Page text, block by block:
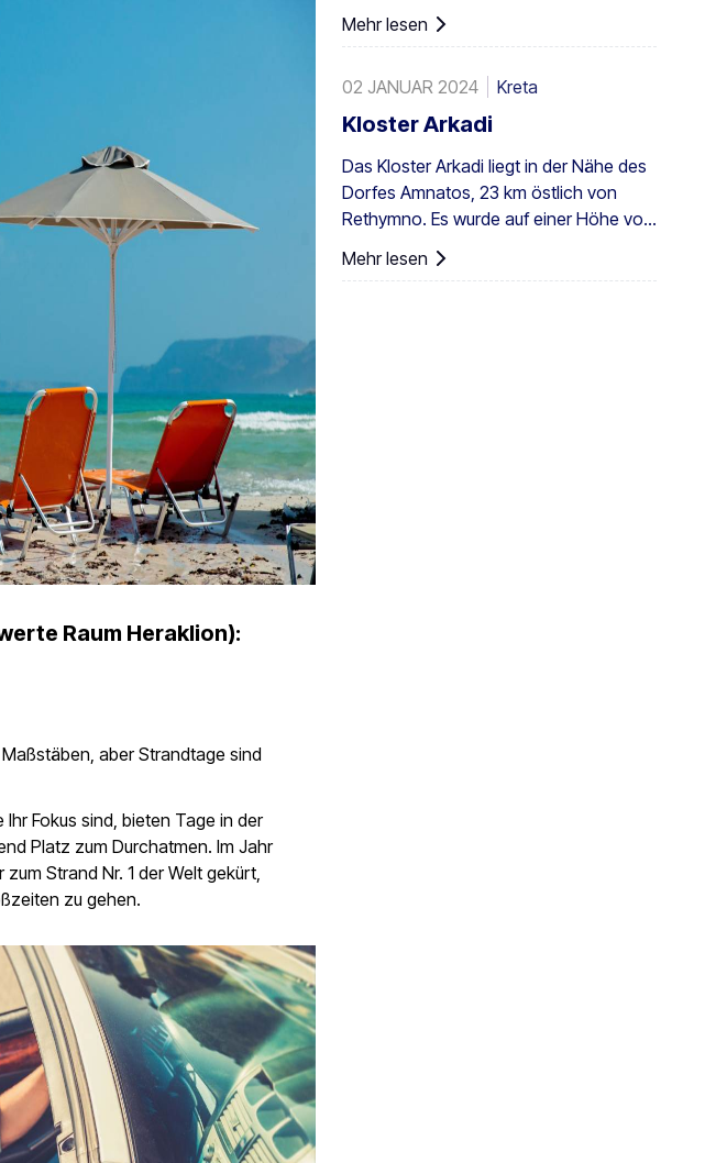
Raum Heraklion):
aber Strandtage sind
Ihr Fokus sind, bieten Tage in der
Platz zum Durchatmen. Im Jahr
Strand Nr. 1 der Welt gekürt,
zu gehen.
auch in Preveli, mit kleineren Gruppen an
anderen Orten, z. B. in Agios Nikitas. Die
den südwestlichen Ägäisinseln, auf
Zypern und in der Türkei vor.
Mehr lesen
02 JANUAR 2024 Kreta
Kloster Arkadi
Das Kloster Arkadi liegt in der Nähe des
Dorfes Amnatos, 23 km östlich von
Rethymno. Es wurde auf einer Höhe von
500 m auf einem fruchtbaren ...
errichtet.
Mehr lesen